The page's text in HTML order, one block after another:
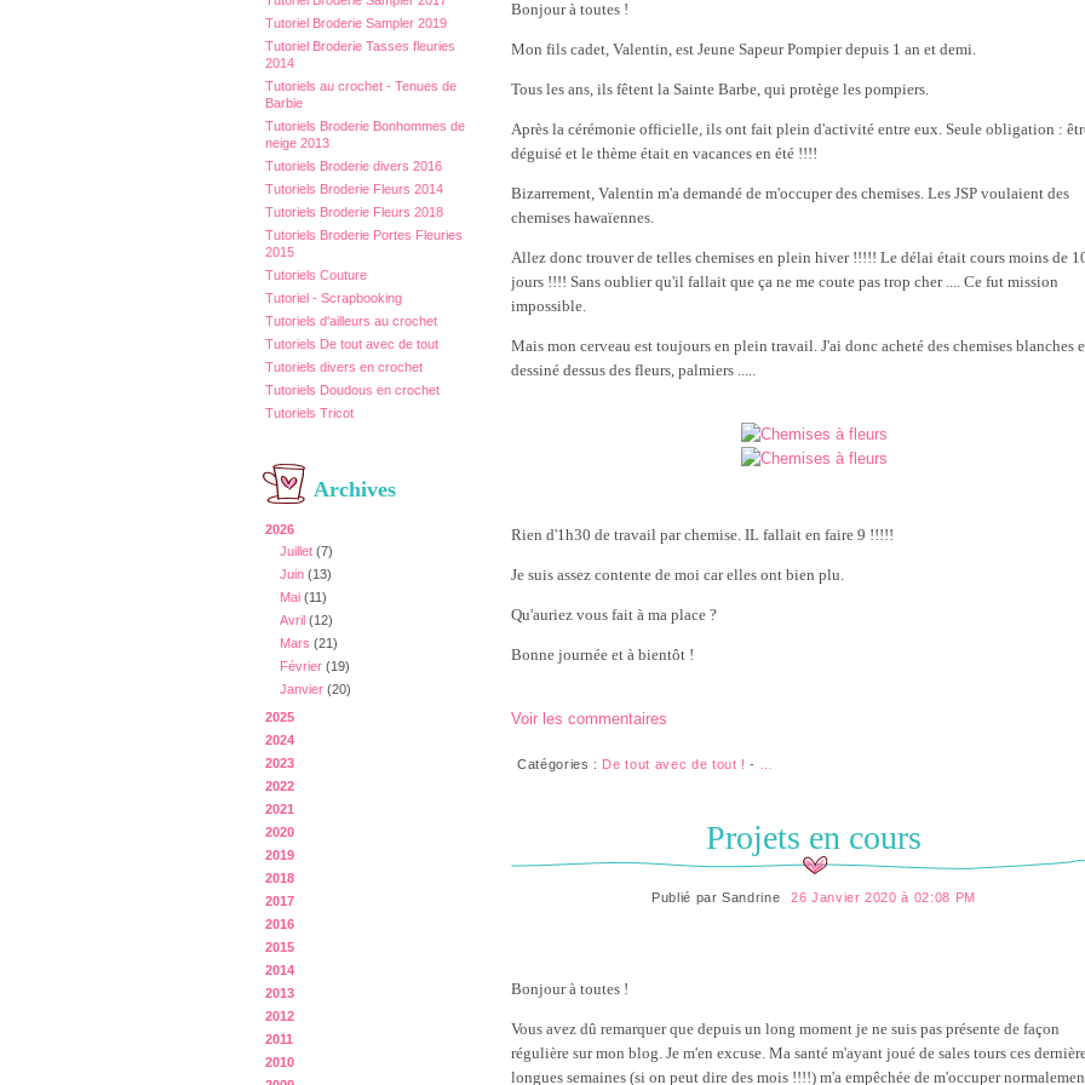
Tutoriel Broderie Sampler 2019
Tutoriel Broderie Tasses fleuries
2014
Tutoriels au crochet - Tenues de
Barbie
Tutoriels Broderie Bonhommes de
neige 2013
Tutoriels Broderie divers 2016
Tutoriels Broderie Fleurs 2014
Tutoriels Broderie Fleurs 2018
Tutoriels Broderie Portes Fleuries
2015
Tutoriels Couture
Tutoriel - Scrapbooking
Tutoriels d'ailleurs au crochet
Tutoriels De tout avec de tout
Tutoriels divers en crochet
Tutoriels Doudous en crochet
Tutoriels Tricot
Archives
2026
Juillet (7)
Juin (13)
Mai (11)
Avril (12)
Mars (21)
Février (19)
Janvier (20)
2025
2024
2023
2022
2021
2020
2019
2018
2017
2016
2015
2014
2013
2012
2011
2010
Bonjour à toutes !
Mon fils cadet, Valentin, est Jeune Sapeur Pompier depuis 1 an et demi.
Tous les ans, ils fêtent la Sainte Barbe, qui protège les pompiers.
Après la cérémonie officielle, ils ont fait plein d'activité entre eux. Seule obligation :
déguisé et le thème était en vacances en été !!!!
Bizarrement, Valentin m'a demandé de m'occuper des chemises. Les JSP voulaient des
chemises hawaïennes.
Allez donc trouver de telles chemises en plein hiver !!!!! Le délai était cours moins de
jours !!!! Sans oublier qu'il fallait que ça ne me coute pas trop cher .... Ce fut mission
impossible.
Mais mon cerveau est toujours en plein travail. J'ai donc acheté des chemises blanches
dessiné dessus des fleurs, palmiers .....
Rien d'1h30 de travail par chemise. IL fallait en faire 9 !!!!!
Je suis assez contente de moi car elles ont bien plu.
Qu'auriez vous fait à ma place ?
Bonne journée et à bientôt !
Voir les commentaires
Catégories : De tout avec de tout ! -
Projets en cours
Publié parSandrine 26 Janvier 2020 à 02:08 PM
Bonjour à toutes !
Vous avez dû remarquer que depuis un long moment je ne suis pas présente de façon
régulière sur mon blog. Je m'en excuse. Ma santé m'ayant joué de sales tours ces
longues semaines (si on peut dire des mois !!!!) m'a empêchée de m'occuper